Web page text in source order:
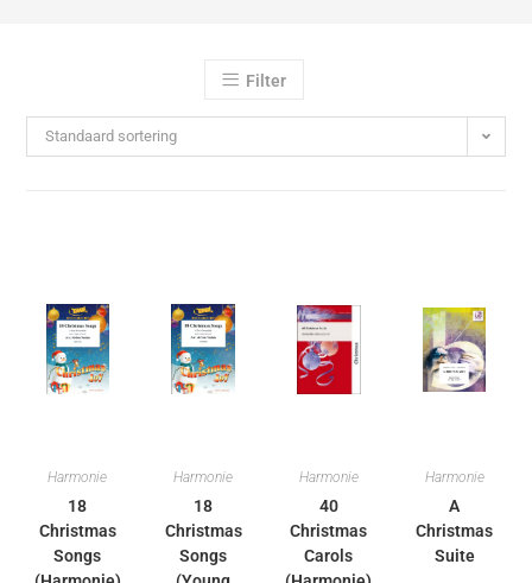
Filter
Standaard sortering
Harmonie
18
Christmas
Songs
Harmonie
18
Christmas
Songs
Harmonie
40
Christmas
Carols
Harmonie
A
Christmas
Suite